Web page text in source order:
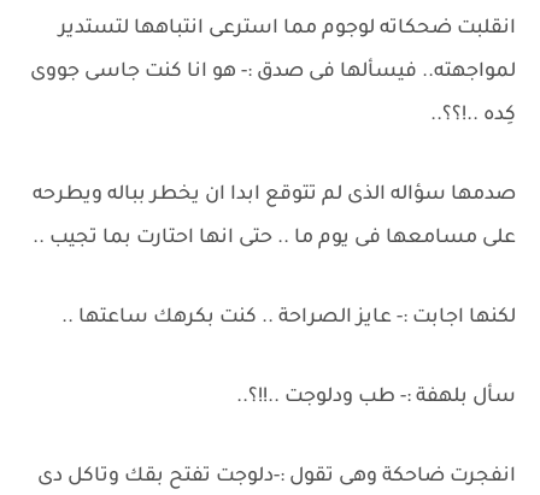
انقلبت ضحكاته لوجوم مما استرعى انتباهها لتستدير
لمواجهته.. فيسألها فى صدق :- هو انا كنت جاسى جووى
كِده ..!؟؟..
صدمها سؤاله الذى لم تتوقع ابدا ان يخطر بباله ويطرحه
على مسامعها فى يوم ما .. حتى انها احتارت بما تجيب ..
لكنها اجابت :- عايز الصراحة .. كنت بكرهك ساعتها ..
سأل بلهفة :- طب ودلوجت ..!!؟..
انفجرت ضاحكة وهى تقول :-دلوجت تفتح بقك وتاكل دى